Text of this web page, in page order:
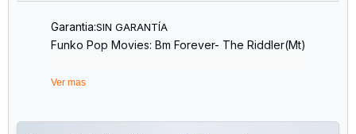
Garantia:SIN GARANTÍA
Funko Pop Movies: Bm Forever- The Riddler(Mt)
Ver mas